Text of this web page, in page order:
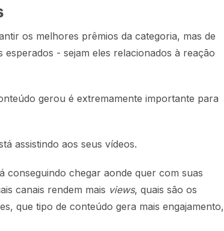
os melhores prêmios da categoria, mas de
- sejam eles relacionados à reação
gerou é extremamente importante para
assistindo aos seus vídeos.
conseguindo chegar aonde quer com suas
canais rendem mais views, quais são os
que tipo de conteúdo gera mais engajamento,